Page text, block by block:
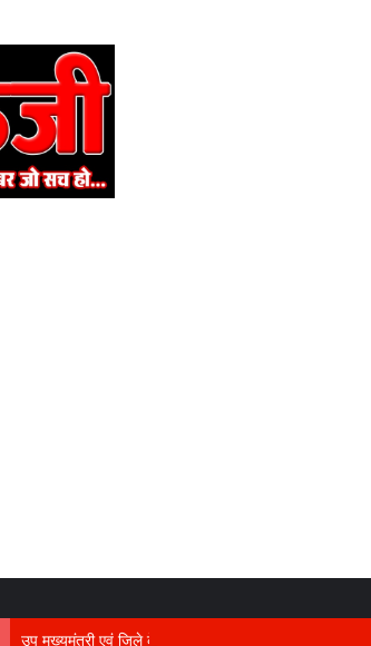
उप मुख्यमंत्री एवं जिले के प्रभारी मंत्री अरुण साव कल लेंगे